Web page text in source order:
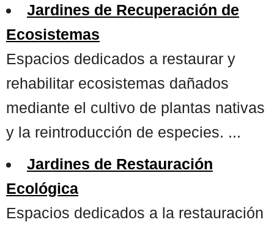
Jardines de Recuperación de
Ecosistemas
Espacios dedicados a restaurar y
rehabilitar ecosistemas dañados
mediante el cultivo de plantas nativas
y la reintroducción de especies. ...
Jardines de Restauración
Ecológica
Espacios dedicados a la restauración